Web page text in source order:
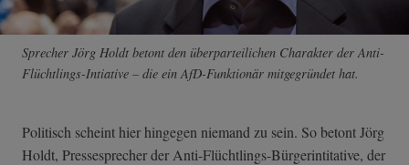
Sprecher Jörg Holdt betont den überparteilichen Charakter der Anti-
Flüchtlings-Intiative – die ein AfD-Funktionär mitgegründet hat.
Politisch scheint hier hingegen niemand zu sein. So betont Jörg
Holdt, Pressesprecher der Anti-Flüchtling­s-Bürgerintitat­ive, der